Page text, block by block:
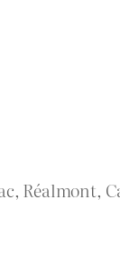
Réalmont,